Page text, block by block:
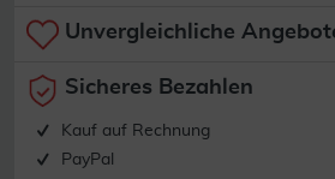
Unvergleichliche
Sicheres Bezahlen
Kauf auf Rechnung
PayPal